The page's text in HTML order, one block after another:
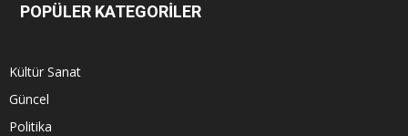
POPÜLER KATEGORİLER
Kültür Sanat
Güncel
Politika